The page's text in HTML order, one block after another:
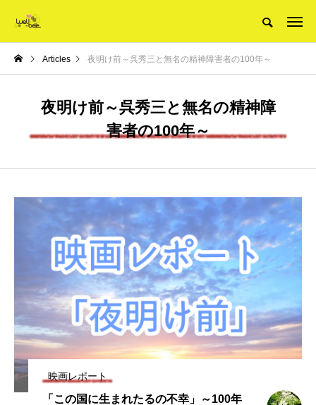
Articles 夜明け前～呉秀三と無名の精神障害者の100年～
夜明け前～呉秀三と無名の精神障
害者の100年～
映画レポート
「この国に生まれたるの不幸」～100年